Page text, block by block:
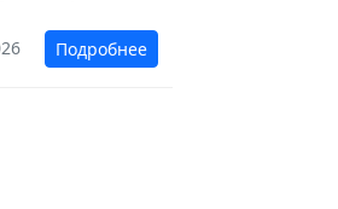
Подробнее